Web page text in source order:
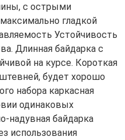
с острыми
гладкой
Устойчивость
Длинная байдарка с
на курсе. Короткая
будет хорошо
набора каркасная
одинаковых
надувная байдарка
использования